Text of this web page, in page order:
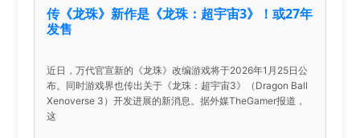
传《龙珠》新作是《龙珠：超宇宙3》！或27年
发售
近日，万代官宣新的《龙珠》改编游戏将于2026年1月25日公
布。同时游戏界也传出关于《龙珠：超宇宙3》（Dragon Ball
Xenoverse 3）开发进展的新消息。据外媒TheGamer报道，
这